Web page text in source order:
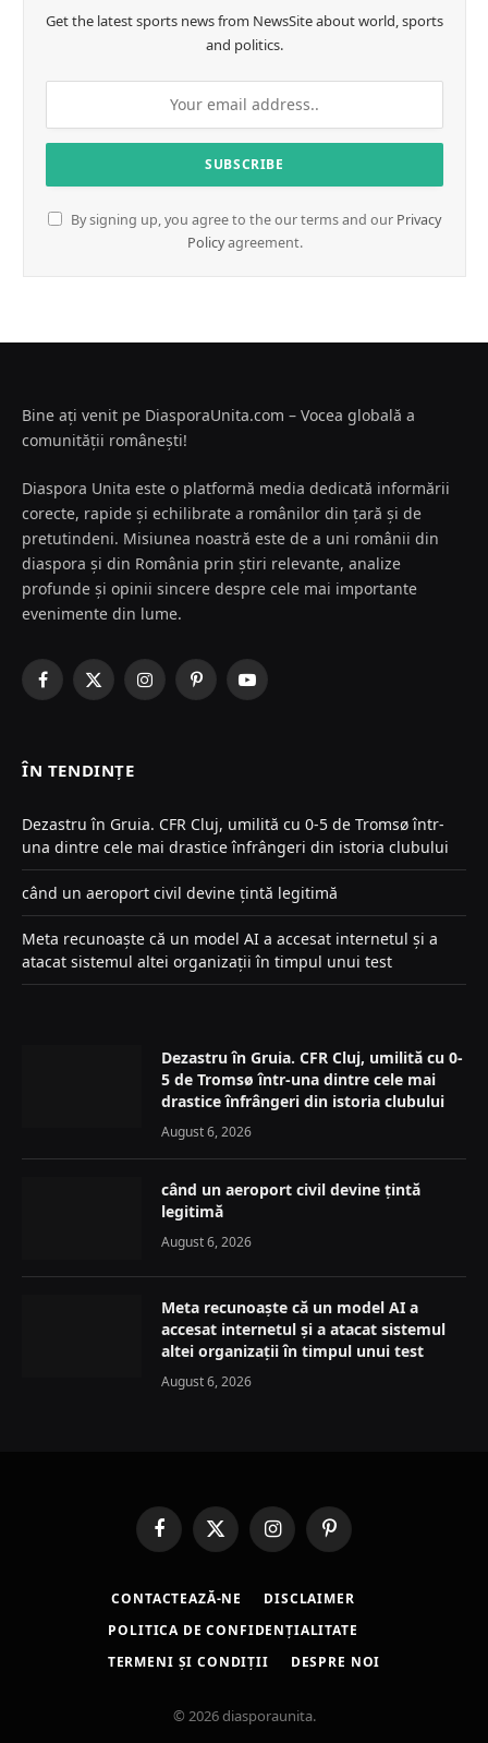
Get the latest sports news from NewsSite about world, sports
and politics.
By signing up, you agree to the our terms and our Privacy
Policyagreement.
Bine ați venit pe DiasporaUnita.com – Vocea globală a
comunității românești!
Diaspora Unita este o platformă media dedicată informării
corecte, rapide și echilibrate a românilor din țară și de
pretutindeni. Misiunea noastră este de a uni românii din
diaspora și din România prin știri relevante, analize
profunde și opinii sincere despre cele mai importante
evenimente din lume.
Facebook
X
InstagramPinterestYouTube
ÎN TENDINȚE
Dezastru în Gruia. CFR Cluj, umilită cu 0-5 de Tromsø într-
una dintre cele mai drastice înfrângeri din istoria clubului
când un aeroport civil devine țintă legitimă
Meta recunoaște că un model AI a accesat internetul și a
atacat sistemul altei organizații în timpul unui test
Dezastru în Gruia. CFR Cluj, umilită cu 0-
5 de Tromsø într-una dintre cele mai
drastice înfrângeri din istoria clubului
August 6, 2026
când un aeroport civil devine țintă
legitimă
August 6, 2026
Meta recunoaște că un model AI a
accesat internetul și a atacat sistemul
altei organizații în timpul unui test
August 6, 2026
FacebookX
(Twitter)
InstagramPinterest
CONTACTEAZĂ-NE
DISCLAIMER
POLITICA DE CONFIDENȚIALITATE
TERMENI ȘI CONDIȚII
DESPRE NOI
© 2026 diasporaunita.